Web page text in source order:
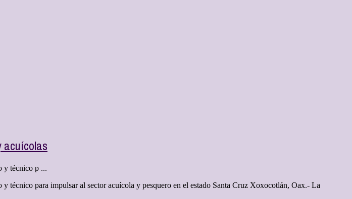
acuícolas
y técnico p ...
técnico para impulsar al sector acuícola y pesquero en el estado Santa Cruz Xoxocotlán, Oax.- La